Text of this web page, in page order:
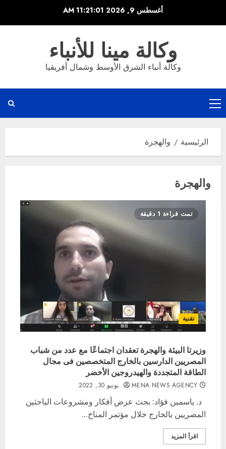
أغسطس 9, 2026 11:21:01 AM
وكالة مينا للأنباء
وكالة أنباء الشرق الأوسط وشمال أفريقيا
القائمة
الرئيسية
الرئيسية والهجرة
والهجرة
تمت قراءة 1 دقيقة
تقنية
وزيرتا البيئة والهجرة تعقدان اجتماعًا مع عدد من شباب
المصريين الدارسين بالخارج المتخصصين فى مجال
الطاقة المتجددة والهيدروجين الأخضر
MENA NEWS AGENCY يونيو 30, 2022
د. ياسمين فؤاد: بحث عرض أفكار ومشروعات الباحثين
المصريين بالخارج خلال مؤتمر المناخ...
اقرأ المزيد